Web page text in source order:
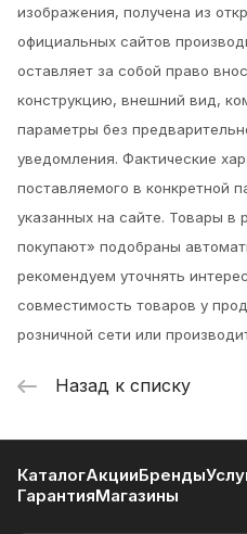
изображения, получена из
официальных сайтов
оставляет за собой право
конструкцию, внешний вид,
параметры без
уведомления. Фактические
поставляемого в конкретной
указанных на сайте. Товары в
покупают» подобраны
рекомендуем уточнять
совместимость товаров у
розничной сети или
Назад к списку
КаталогАкцииБренды
ГарантияМагазины